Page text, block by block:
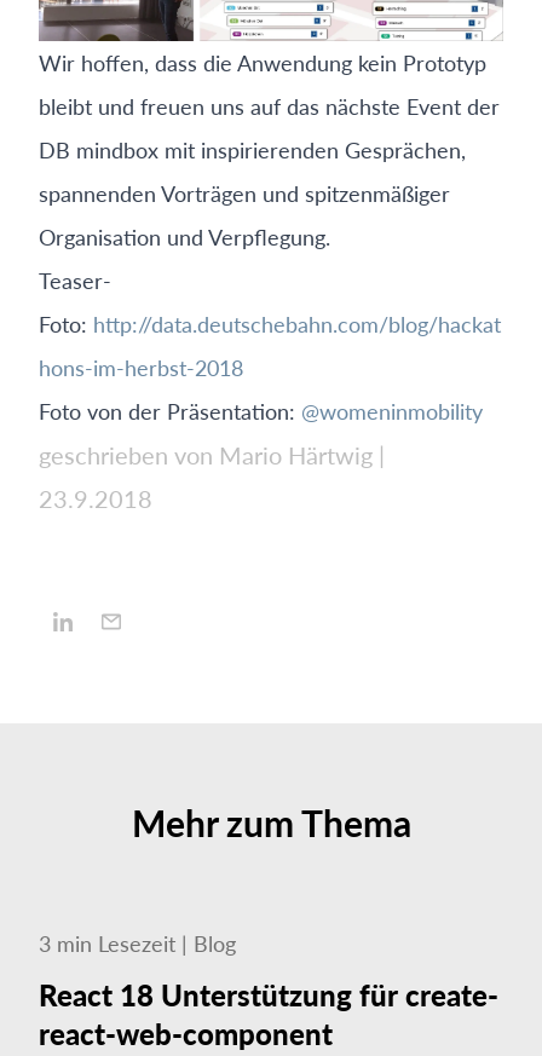
Wir hoffen, dass die Anwendung kein Prototyp
bleibt und freuen uns auf das nächste Event der
DB mindbox mit inspirierenden Gesprächen,
spannenden Vorträgen und spitzenmäßiger
Organisation und Verpflegung.
Teaser-
Foto: http://data.deutschebahn.com/blog/hackat
hons-im-herbst-2018
Foto von der Präsentation: @womeninmobility
geschrieben von Mario Härtwig |
23.9.2018
Mehr zum Thema
3 min Lesezeit | Blog
React 18 Unterstützung für create-
react-web-component